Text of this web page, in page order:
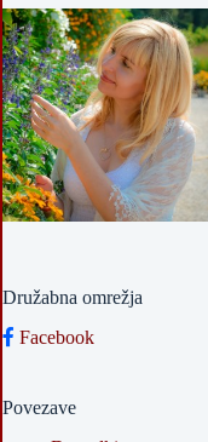
Družabna omrežja
Facebook
Povezave